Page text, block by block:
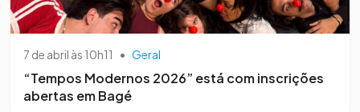
7 de abril às 10h11 • Geral
“Tempos Modernos 2026” está com inscrições
abertas em Bagé